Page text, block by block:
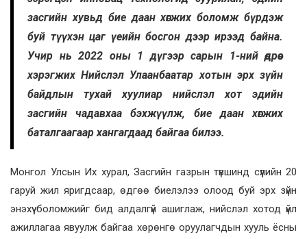
засгийн хувьд бие даан хөгжих боломж бүрдэж
буй түүхэн цаг үеийн босгон дээр ирээд байна.
Учир нь 2022 оны 1 дүгээр сарын 1-ний өдрөөс
хэрэгжих Нийслэл Улаанбаатар хотын эрх зүйн
байдлын тухай хуулиар нийслэл хот эдийн
засгийн чадавхаа бэхжүүлж, бие даан хөгжих
баталгаагаар хангагдаад байгаа билээ.
Монгол Улсын Их хурал, Засгийн газрын түвшинд сүүлийн 20
гаруй жил яригдсаар, өдгөө биелэлээ олоод буй эрх зүйн
энэхүү боломжийг бид алдалгүй ашиглаж, нийслэл хотод үйл
ажиллагаа явуулж байгаа хөрөнгө оруулагчдын хууль ёсны